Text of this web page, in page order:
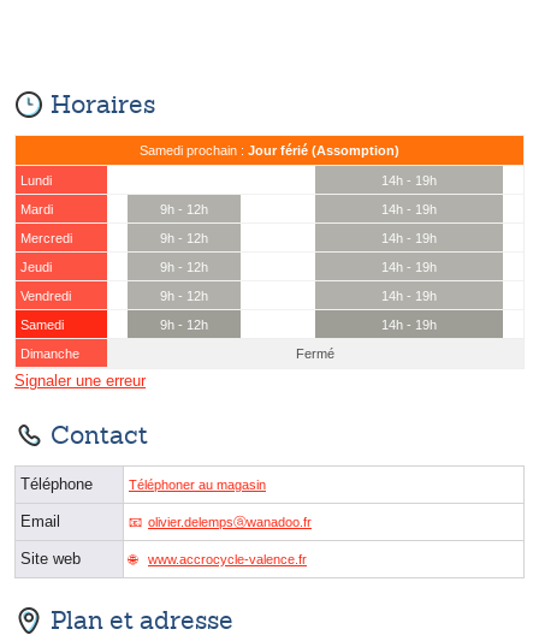
Horaires
Samedi prochain : Jour férié (Assomption)
Lundi
14h - 19h
Mardi
9h - 12h
14h - 19h
Mercredi
9h - 12h
14h - 19h
Jeudi
9h - 12h
14h - 19h
Vendredi
9h - 12h
14h - 19h
Samedi
9h - 12h
14h - 19h
Dimanche
Fermé
Signaler une erreur
Contact
Téléphone Téléphoner au magasin
Email olivier.delempsⓐwanadoo.fr
Site web www.accrocycle-valence.fr
Plan et adresse